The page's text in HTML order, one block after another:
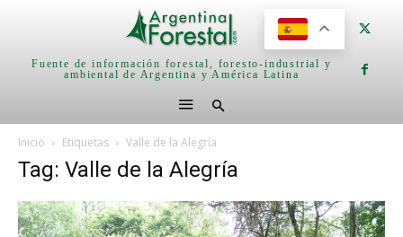
Fuente de información forestal, foresto-industrial y
ambiental de Argentina y América Latina
Inicio Etiquetas Valle de la Alegría
Tag: Valle de la Alegría